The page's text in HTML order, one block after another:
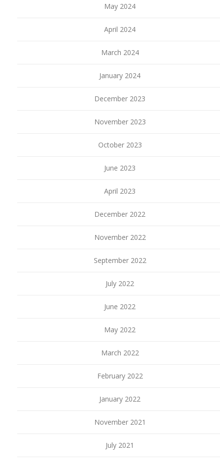
May 2024
April 2024
March 2024
January 2024
December 2023
November 2023
October 2023
June 2023
April 2023
December 2022
November 2022
September 2022
July 2022
June 2022
May 2022
March 2022
February 2022
January 2022
November 2021
July 2021